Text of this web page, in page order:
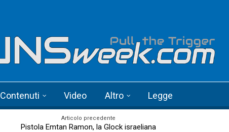
Contenuti Video Altro Legge
Articolo precedente
Pistola Emtan Ramon, la Glock israeliana